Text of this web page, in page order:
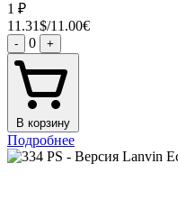
1 ₽
11.31$/11.00€
- 0 +
В корзину
Подробнее